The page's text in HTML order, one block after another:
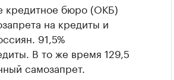
кредитное бюро (ОКБ)
на кредиты и
91,5%
В то же время 129,5
самозапрет.